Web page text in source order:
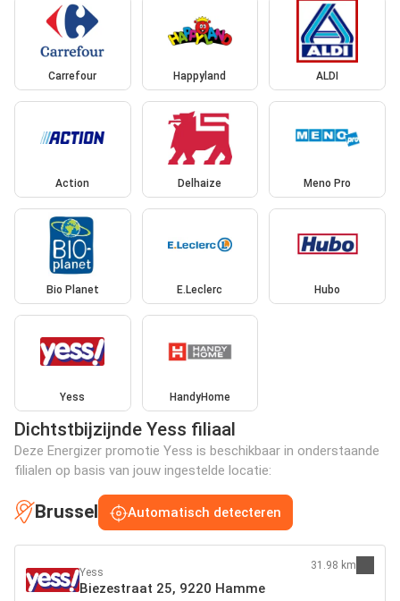
Carrefour Happyland ALDI
Action Delhaize Meno Pro
Bio Planet E.Leclerc Hubo
Yess HandyHome
Dichtstbijzijnde Yess filiaal
Deze Energizer promotie Yess is beschikbaar in onderstaande
filialen op basis van jouw ingestelde locatie:
Brussel Automatisch detecteren
Yess
Biezestraat 25, 9220 Hamme
31.98 km